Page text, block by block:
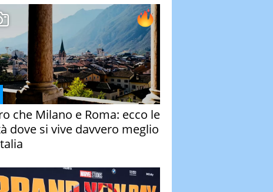
che Milano e Roma: ecco le
dove si vive davvero meglio